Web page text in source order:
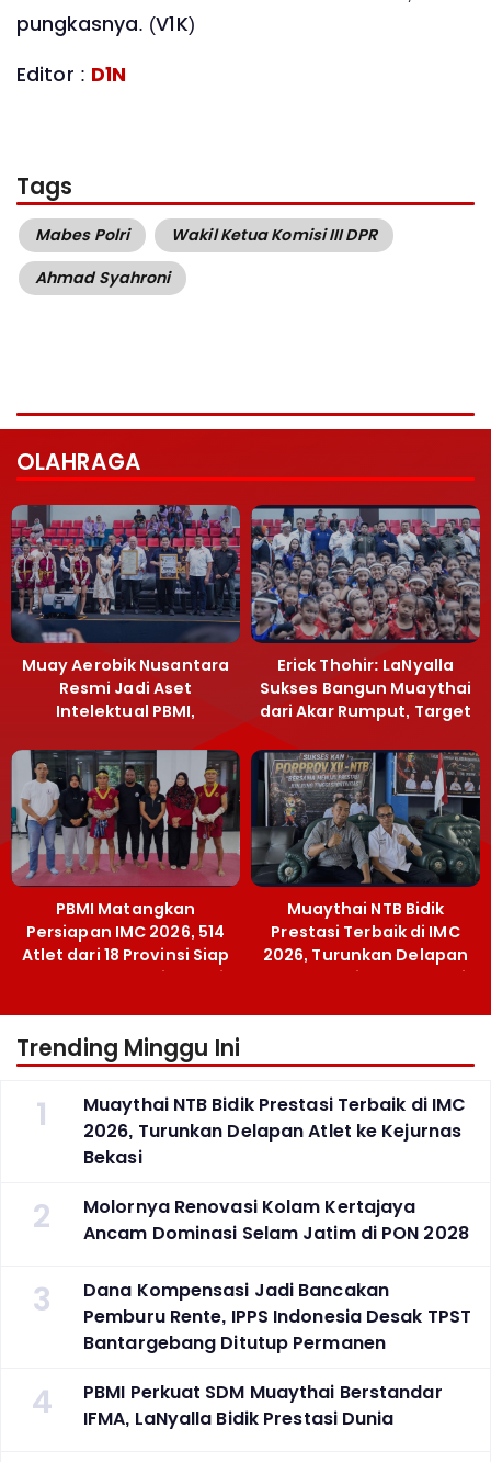
pungkasnya. (V1K)
Editor : D1N
Tags
Mabes Polri
Wakil Ketua Komisi III DPR
Ahmad Syahroni
OLAHRAGA
Muay Aerobik Nusantara
Resmi Jadi Aset
Intelektual PBMI,
Terobosan Bangun
Grassroots
Erick Thohir: LaNyalla
Sukses Bangun Muaythai
dari Akar Rumput, Target
PBMI Matangkan
Persiapan IMC 2026, 514
Atlet dari 18 Provinsi Siap
Berlaga Besok di Bekasi
Muaythai NTB Bidik
Prestasi Terbaik di IMC
2026, Turunkan Delapan
Atlet ke Kejurnas Bekasi
Trending Minggu Ini
1
Muaythai NTB Bidik Prestasi Terbaik di IMC
2026, Turunkan Delapan Atlet ke Kejurnas
Bekasi
2
Molornya Renovasi Kolam Kertajaya
Ancam Dominasi Selam Jatim di PON 2028
3
Dana Kompensasi Jadi Bancakan
Pemburu Rente, IPPS Indonesia Desak TPST
Bantargebang Ditutup Permanen
4
PBMI Perkuat SDM Muaythai Berstandar
IFMA, LaNyalla Bidik Prestasi Dunia